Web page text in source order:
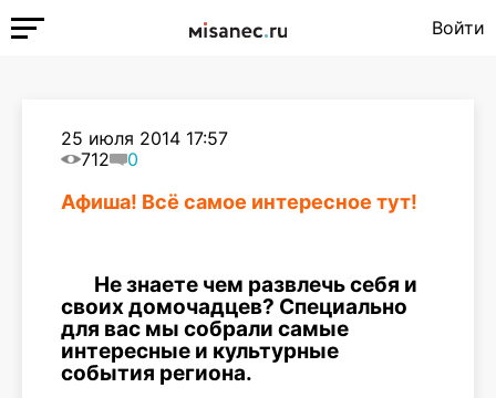
Войти
25 июля 2014 17:57
712
0
Афиша! Всё самое интересное тут!
Не знаете чем развлечь себя и
своих домочадцев? Специально
для вас мы собрали самые
интересные и культурные
события региона.